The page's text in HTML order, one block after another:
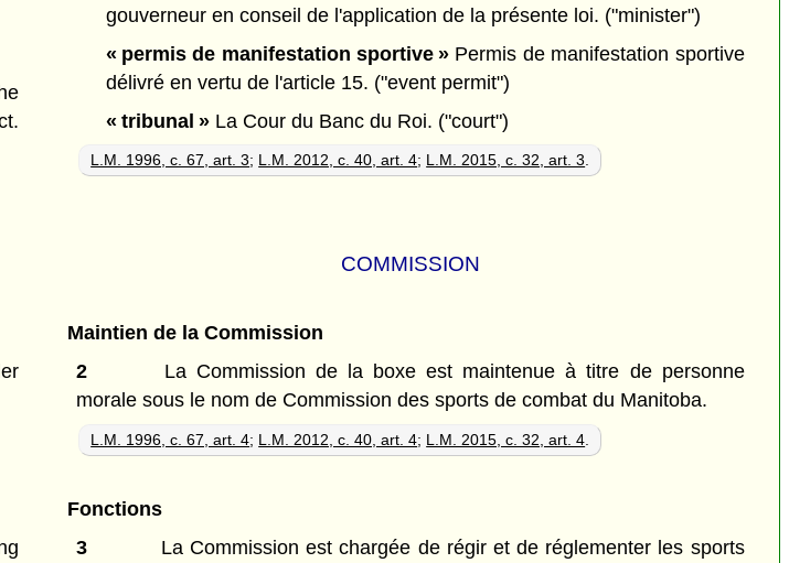
gouverneur en conseil de l'application de la présente loi. ("minister")
« permis de manifestation sportive » Permis de manifestation sportive
délivré en vertu de l'article 15. ("event permit")
« tribunal »La Cour du Banc du Roi. ("court")
L.M. 1996, c. 67, art. 3; L.M. 2012, c. 40, art. 4; L.M. 2015, c. 32, art. 3.
COMMISSION
Maintien de la Commission
2
La Commission de la boxe est maintenue à titre de personne
morale sous le nom de Commission des sports de combat du Manitoba.
L.M. 1996, c. 67, art. 4; L.M. 2012, c. 40, art. 4; L.M. 2015, c. 32, art. 4
Fonctions
3
La Commission est chargée de régir et de réglementer les sports